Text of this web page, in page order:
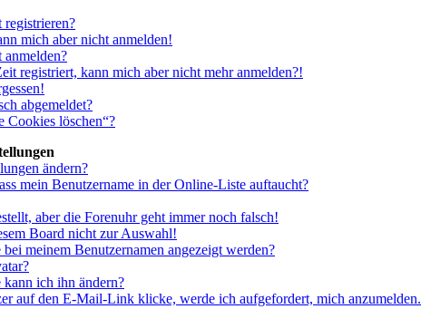
mich aber nicht anmelden!
registriert, kann mich aber nicht mehr anmelden?!
abgemeldet?
Cookies löschen“?
ändern?
mein Benutzername in der Online-Liste auftaucht?
aber die Forenuhr geht immer noch falsch!
Board nicht zur Auswahl!
meinem Benutzernamen angezeigt werden?
ich ihn ändern?
auf den E-Mail-Link klicke, werde ich aufgefordert, mich anzumelden.